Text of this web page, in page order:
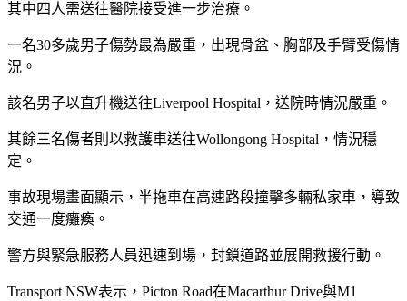
其中四人需送往醫院接受進一步治療。
一名30多歲男子傷勢最為嚴重，出現骨盆、胸部及手臂受傷情
況。
該名男子以直升機送往Liverpool Hospital，送院時情況嚴重。
其餘三名傷者則以救護車送往Wollongong Hospital，情況穩
定。
事故現場畫面顯示，半拖車在高速路段撞擊多輛私家車，導致
交通一度癱瘓。
警方與緊急服務人員迅速到場，封鎖道路並展開救援行動。
Transport NSW表示，Picton Road在Macarthur Drive與M1